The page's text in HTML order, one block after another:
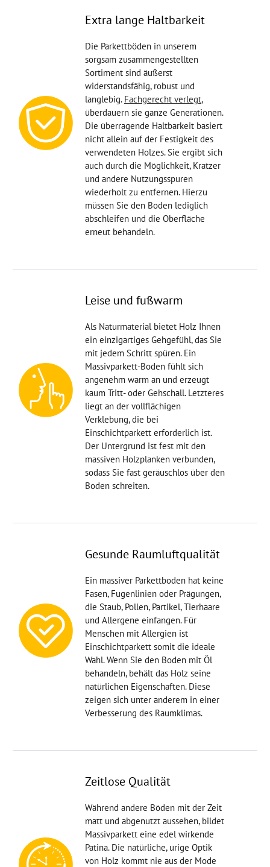
Extra lange Haltbarkeit
Die Parkettböden in unserem
sorgsam zusammengestellten
Sortiment sind äußerst
widerstandsfähig, robust und
langlebig. Fachgerecht verlegt,
überdauern sie ganze Generationen.
Die überragende Haltbarkeit basiert
nicht allein auf der Festigkeit des
verwendeten Holzes. Sie ergibt sich
auch durch die Möglichkeit, Kratzer
und andere Nutzungsspuren
wiederholt zu entfernen. Hierzu
müssen Sie den Boden lediglich
abschleifen und die Oberfläche
erneut behandeln.
Leise und fußwarm
Als Naturmaterial bietet Holz Ihnen
ein einzigartiges Gehgefühl, das Sie
mit jedem Schritt spüren. Ein
Massivparkett-Boden fühlt sich
angenehm warm an und erzeugt
kaum Tritt- oder Gehschall. Letzteres
liegt an der vollflächigen
Verklebung, die bei
Einschichtparkett erforderlich ist.
Der Untergrund ist fest mit den
massiven Holzplanken verbunden,
sodass Sie fast geräuschlos über den
Boden schreiten.
Gesunde Raumluftqualität
Ein massiver Parkettboden hat keine
Fasen, Fugenlinien oder Prägungen,
die Staub, Pollen, Partikel, Tierhaare
und Allergene einfangen. Für
Menschen mit Allergien ist
Einschichtparkett somit die ideale
Wahl. Wenn Sie den Boden mit Öl
behandeln, behält das Holz seine
natürlichen Eigenschaften. Diese
zeigen sich unter anderem in einer
Verbesserung des Raumklimas.
Zeitlose Qualität
Während andere Böden mit der Zeit
matt und abgenutzt aussehen, bildet
Massivparkett eine edel wirkende
Patina. Die natürliche, urige Optik
von Holz kommt nie aus der Mode